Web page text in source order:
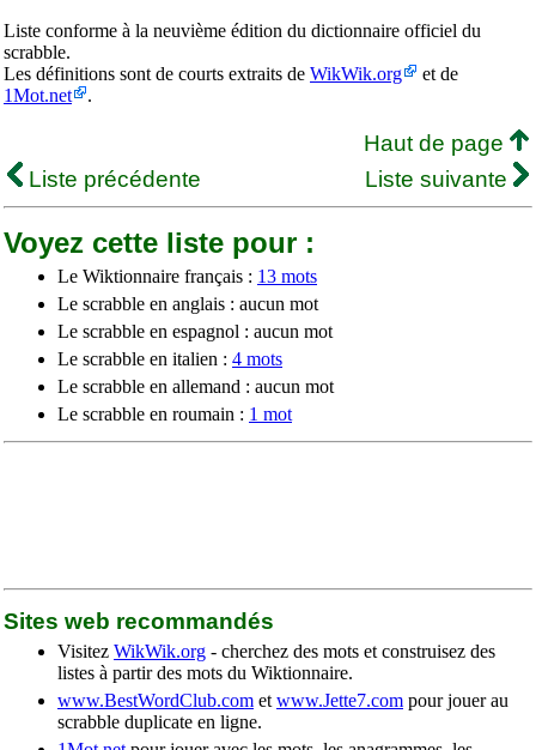
Liste conforme à la neuvième édition du dictionnaire officiel du
scrabble.
Les définitions sont de courts extraits de WikWik.org
et de
1Mot.net
.
Haut de page
Liste précédente
Liste suivante
Voyez cette liste pour :
Le Wiktionnaire français : 13 mots
Le scrabble en anglais : aucun mot
Le scrabble en espagnol : aucun mot
Le scrabble en italien : 4 mots
Le scrabble en allemand : aucun mot
Le scrabble en roumain : 1 mot
Sites web recommandés
Visitez WikWik.org - cherchez des mots et construisez des
listes à partir des mots du Wiktionnaire.
www.BestWordClub.com et www.Jette7.com pour jouer au
scrabble duplicate en ligne.